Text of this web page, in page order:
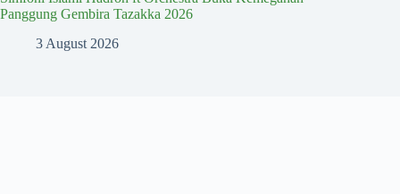
Panggung Gembira Tazakka 2026
3 August 2026